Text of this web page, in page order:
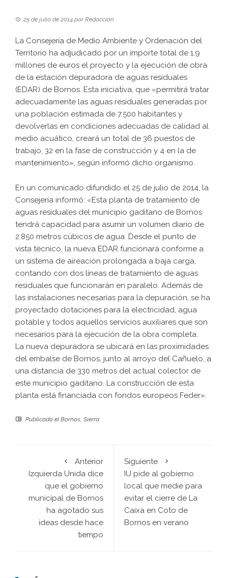
25 de julio de 2014 porRedacción
La Consejería de Medio Ambiente y Ordenación del
Territorio ha adjudicado por un importe total de 1,9
millones de euros el proyecto y la ejecución de obra
de la estación depuradora de aguas residuales
(EDAR) de Bornos. Esta iniciativa, que «permitirá tratar
adecuadamente las aguas residuales generadas por
una población estimada de 7.500 habitantes y
devolverlas en condiciones adecuadas de calidad al
medio acuático, creará un total de 36 puestos de
trabajo, 32 en la fase de construcción y 4 en la de
mantenimiento», según informó dicho organismo.
En un comunicado difundido el 25 de julio de 2014, la
Consejería informó: «Esta planta de tratamiento de
aguas residuales del municipio gaditano de Bornos
tendrá capacidad para asumir un volumen diario de
2.850 metros cúbicos de agua. Desde el punto de
vista técnico, la nueva EDAR funcionará conforme a
un sistema de aireación prolongada a baja carga,
contando con dos líneas de tratamiento de aguas
residuales que funcionarán en paralelo. Además de
las instalaciones necesarias para la depuración, se ha
proyectado dotaciones para la electricidad, agua
potable y todos aquellos servicios auxiliares que son
necesarios para la ejecución de la obra completa.
La nueva depuradora se ubicará en las proximidades
del embalse de Bornos, junto al arroyo del Cañuelo, a
una distancia de 330 metros del actual colector de
este municipio gaditano. La construcción de esta
planta está financiada con fondos europeos Feder».
Publicado el Bornos, Sierra
Anterior
Izquierda Unida dice
que el gobierno
municipal de Bornos
ha agotado sus
ideas desde hace
tiempo
Siguiente
IU pide al gobierno
local que medie para
evitar el cierre de La
Caixa en Coto de
Bornos en verano